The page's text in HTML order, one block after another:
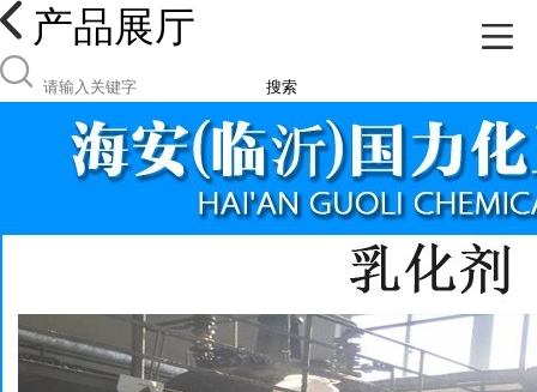
产品展厅
搜索